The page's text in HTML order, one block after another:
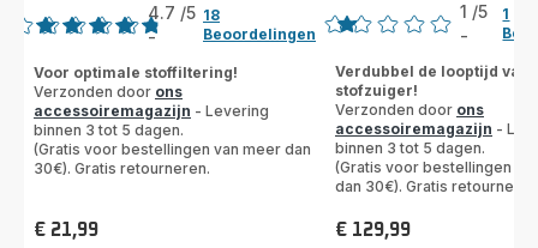
4.7 /5
-
18
Beoordelingen
Voor optimale stoffiltering!
Verzonden door ons
accessoiremagazijn - Levering
binnen 3 tot 5 dagen.
(Gratis voor bestellingen van meer dan
30€). Gratis retourneren.
Prijs
€ 21,99
met
1
ster
(gemiddeld)
1 /5
-
1
Verdubbel de looptijd van
stofzuiger!
Verzonden door ons
accessoiremagazijn -
binnen 3 tot 5 dagen.
(Gratis voor bestellingen
dan 30€). Gratis
Prijs
€ 129,99